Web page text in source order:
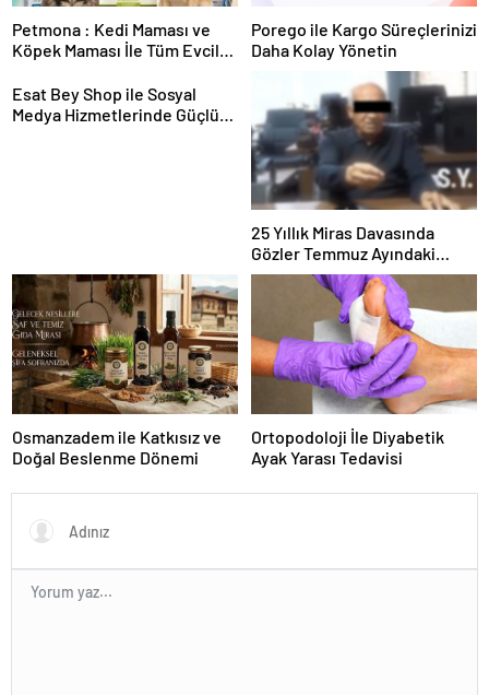
Petmona : Kedi Maması ve
Köpek Maması İle Tüm Evcil
Porego ile Kargo Süreçlerinizi
Daha Kolay Yönetin
Esat Bey Shop ile Sosyal
Medya Hizmetlerinde Güçlü
25 Yıllık Miras Davasında
Gözler Temmuz Ayındaki
Karar Duruşmasına Çevrildi
Osmanzadem ile Katkısız ve
Doğal Beslenme Dönemi
Ortopodoloji İle Diyabetik
Ayak Yarası Tedavisi